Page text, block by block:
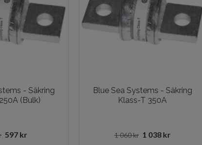
- Säkring
(Bulk)
597 kr
Blue Sea Systems - Säkring
Klass-T 350A
1 060 kr 1 038 kr